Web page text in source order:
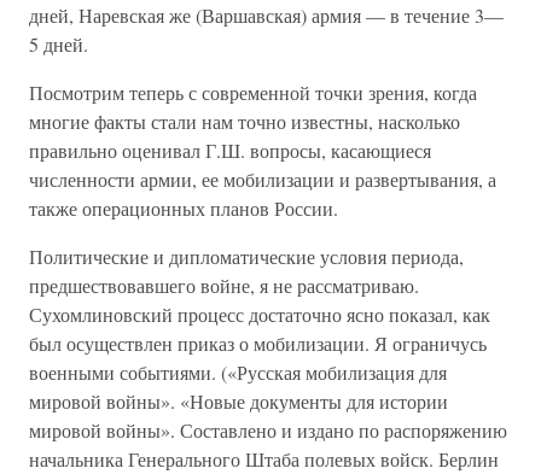
дней, Наревская же (Варшавская) армия — в течение 3—
5 дней.
Посмотрим теперь с современной точки зрения, когда
многие факты стали нам точно известны, насколько
правильно оценивал Г.Ш. вопросы, касающиеся
численности армии, ее мобилизации и развертывания, а
также операционных планов России.
Политические и дипломатические условия периода,
предшествовавшего войне, я не рассматриваю.
Сухомлиновский процесс достаточно ясно показал, как
был осуществлен приказ о мобилизации. Я ограничусь
военными событиями. («Русская мобилизация для
мировой войны». «Новые документы для истории
мировой войны». Составлено и издано по распоряжению
начальника Генерального Штаба полевых войск. Берлин